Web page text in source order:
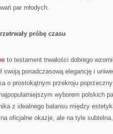
par młodych.
próbę czasu
to testament trwałości dobrego
swoją ponadczasową elegancję i
o prostokątnym przekroju
wyborem polskich
z idealnego balansu między
oficjalne okazje, ale na tyle